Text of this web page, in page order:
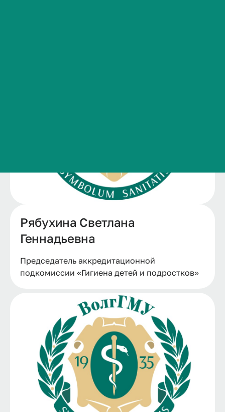
Рябухина Светлана
Геннадьевна
Председатель аккредитационной
подкомиссии «Гигиена детей и подростков»